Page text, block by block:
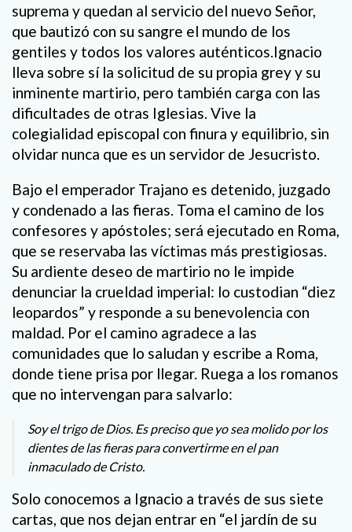
suprema y quedan al servicio del nuevo Señor,
que bautizó con su sangre el mundo de los
gentiles y todos los valores auténticos.Ignacio
lleva sobre sí la solicitud de su propia grey y su
inminente martirio, pero también carga con las
dificultades de otras Iglesias. Vive la
colegialidad episcopal con finura y equilibrio, sin
olvidar nunca que es un servidor de Jesucristo.
Bajo el emperador Trajano es detenido, juzgado
y condenado a las fieras. Toma el camino de los
confesores y apóstoles; será ejecutado en Roma,
que se reservaba las víctimas más prestigiosas.
Su ardiente deseo de martirio no le impide
denunciar la crueldad imperial: lo custodian “diez
leopardos” y responde a su benevolencia con
maldad. Por el camino agradece a las
comunidades que lo saludan y escribe a Roma,
donde tiene prisa por llegar. Ruega a los romanos
que no intervengan para salvarlo:
Soy el trigo de Dios. Es preciso que yo sea molido por los
dientes de las fieras para convertirme en el pan
inmaculado de Cristo.
Solo conocemos a Ignacio a través de sus siete
cartas, que nos dejan entrar en “el jardín de su